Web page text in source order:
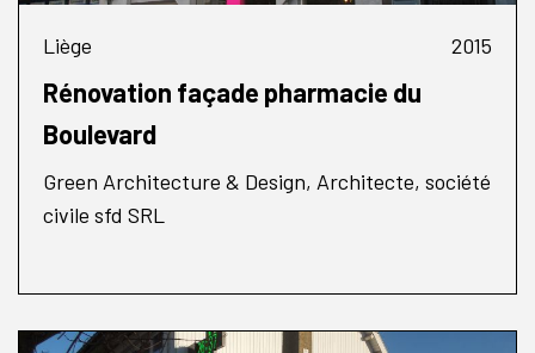
Liège 2015
Rénovation façade pharmacie du
Boulevard
Green Architecture & Design, Architecte, société
civile sfd SRL